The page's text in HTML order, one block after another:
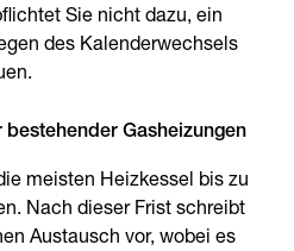
Sie nicht dazu, ein
des Kalenderwechsels
Gasheizungen
meisten Heizkessel bis zu
Nach dieser Frist schreibt
Austausch vor, wobei es